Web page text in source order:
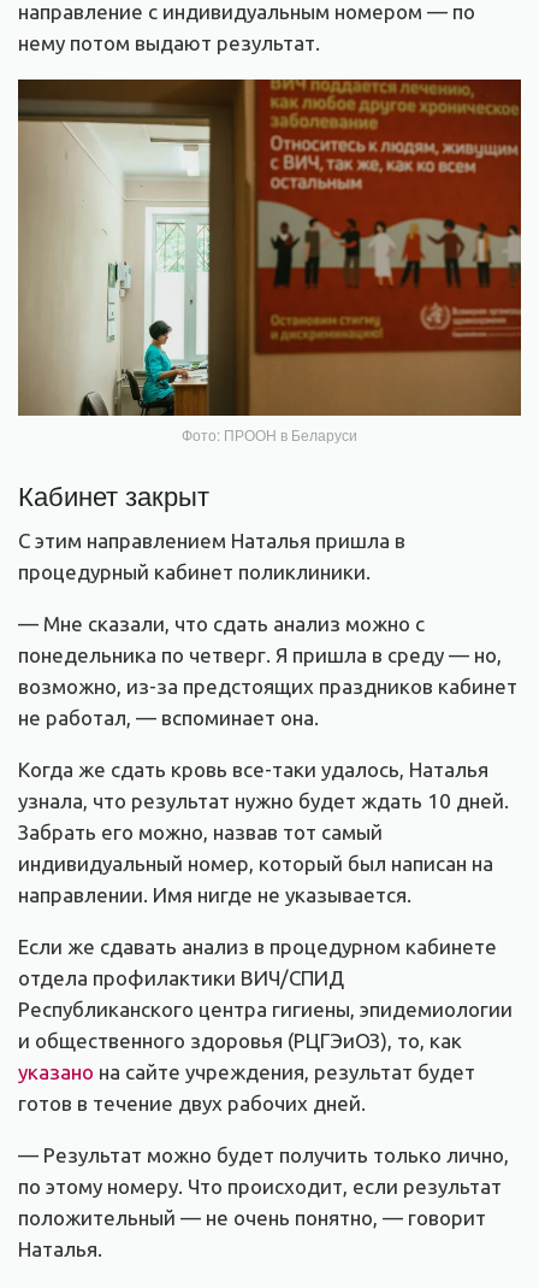
направление с индивидуальным номером — по
нему потом выдают результат.
Фото: ПРООН в Беларуси
Кабинет закрыт
С этим направлением Наталья пришла в
процедурный кабинет поликлиники.
— Мне сказали, что сдать анализ можно с
понедельника по четверг. Я пришла в среду — но,
возможно, из-за предстоящих праздников кабинет
не работал, — вспоминает она.
Когда же сдать кровь все-таки удалось, Наталья
узнала, что результат нужно будет ждать 10 дней.
Забрать его можно, назвав тот самый
индивидуальный номер, который был написан на
направлении. Имя нигде не указывается.
Если же сдавать анализ в процедурном кабинете
отдела профилактики ВИЧ/СПИД
Республиканского центра гигиены, эпидемиологии
и общественного здоровья (РЦГЭиОЗ), то, как
указано на сайте учреждения, результат будет
готов в течение двух рабочих дней.
— Результат можно будет получить только лично,
по этому номеру. Что происходит, если результат
положительный — не очень понятно, — говорит
Наталья.